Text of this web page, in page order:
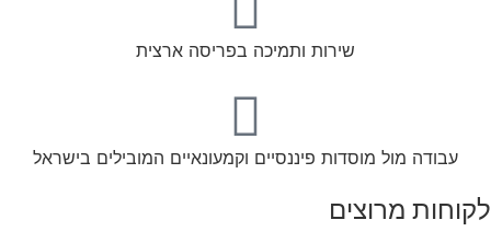
שירות ותמיכה בפריסה ארצית
עבודה מול מוסדות פיננסיים וקמעונאיים המובילים בישראל
לקוחות מרוצים